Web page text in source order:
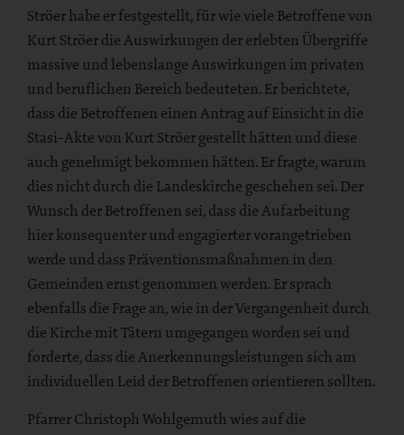
Ströer habe er festgestellt, für wie viele Betroffene von
Kurt Ströer die Auswirkungen der erlebten Übergriffe
massive und lebenslange Auswirkungen im privaten
und beruflichen Bereich bedeuteten. Er berichtete,
dass die Betroffenen einen Antrag auf Einsicht in die
Stasi-Akte von Kurt Ströer gestellt hätten und diese
auch genehmigt bekommen hätten. Er fragte, warum
dies nicht durch die Landeskirche geschehen sei. Der
Wunsch der Betroffenen sei, dass die Aufarbeitung
hier konsequenter und engagierter vorangetrieben
werde und dass Präventionsmaßnahmen in den
Gemeinden ernst genommen werden. Er sprach
ebenfalls die Frage an, wie in der Vergangenheit durch
die Kirche mit Tätern umgegangen worden sei und
forderte, dass die Anerkennungsleistungen sich am
individuellen Leid der Betroffenen orientieren sollten.
Pfarrer Christoph Wohlgemuth wies auf die